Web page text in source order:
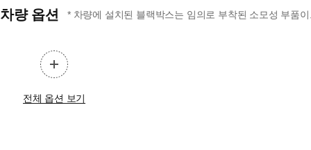
차량 옵션 * 차량에 설치된 블랙박스는 임의로 부착된 소모성 부품
전체 옵션 보기